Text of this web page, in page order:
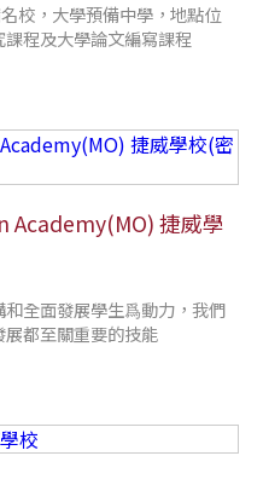
校，大學預備中學，地點位
程及大學論文編寫課程
Academy(MO) 捷威學
全面發展學生爲動力，我們
都至關重要的技能